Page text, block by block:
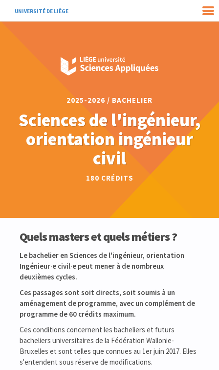
UNIVERSITÉ DE LIÈGE
2025-2026 / BACHELIER
Sciences de l'ingénieur,
orientation ingénieur
civil
180 CRÉDITS
Quels masters et quels métiers ?
Le bachelier en Sciences de l'ingénieur, orientation
Ingénieur·e civil·e peut mener à de nombreux
deuxièmes cycles.
Ces passages sont soit directs, soit soumis à un
aménagement de programme, avec un complément de
programme de 60 crédits maximum.
Ces conditions concernent les bacheliers et futurs
bacheliers universitaires de la Fédération Wallonie-
Bruxelles et sont telles que connues au 1er juin 2017. Elles
s'entendent sous réserve de modifications.